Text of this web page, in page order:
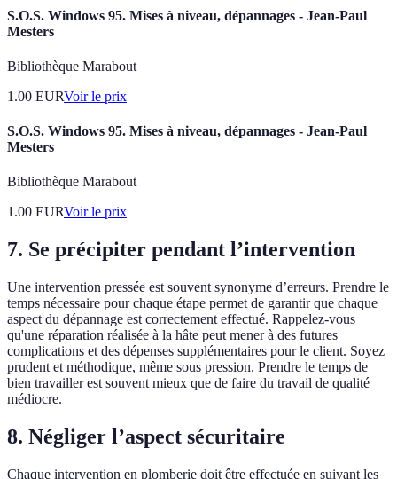
S.O.S. Windows 95. Mises à niveau, dépannages - Jean-Paul
Mesters
Bibliothèque Marabout
1.00 EURVoir le prix
S.O.S. Windows 95. Mises à niveau, dépannages - Jean-Paul
Mesters
Bibliothèque Marabout
1.00 EURVoir le prix
7. Se précipiter pendant l’intervention
Une intervention pressée est souvent synonyme d’erreurs. Prendre le
temps nécessaire pour chaque étape permet de garantir que chaque
aspect du dépannage est correctement effectué. Rappelez-vous
qu'une réparation réalisée à la hâte peut mener à des futures
complications et des dépenses supplémentaires pour le client. Soyez
prudent et méthodique, même sous pression. Prendre le temps de
bien travailler est souvent mieux que de faire du travail de qualité
médiocre.
8. Négliger l’aspect sécuritaire
Chaque intervention en plomberie doit être effectuée en suivant les